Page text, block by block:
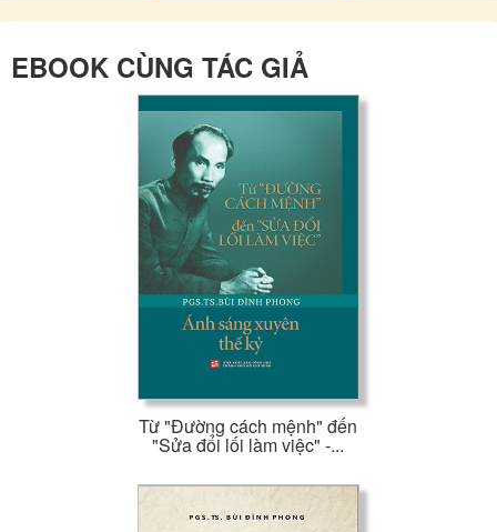
EBOOK CÙNG TÁC GIẢ
Từ "Đường cách mệnh" đến
"Sửa đổi lối làm việc" -...